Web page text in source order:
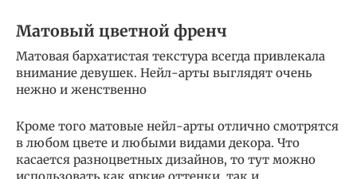
Матовый цветной френч
Матовая бархатистая текстура всегда привлекала
внимание девушек. Нейл-арты выглядят очень
нежно и женственно
Кроме того матовые нейл-арты отлично смотрятся
в любом цвете и любыми видами декора. Что
касается разноцветных дизайнов, то тут можно